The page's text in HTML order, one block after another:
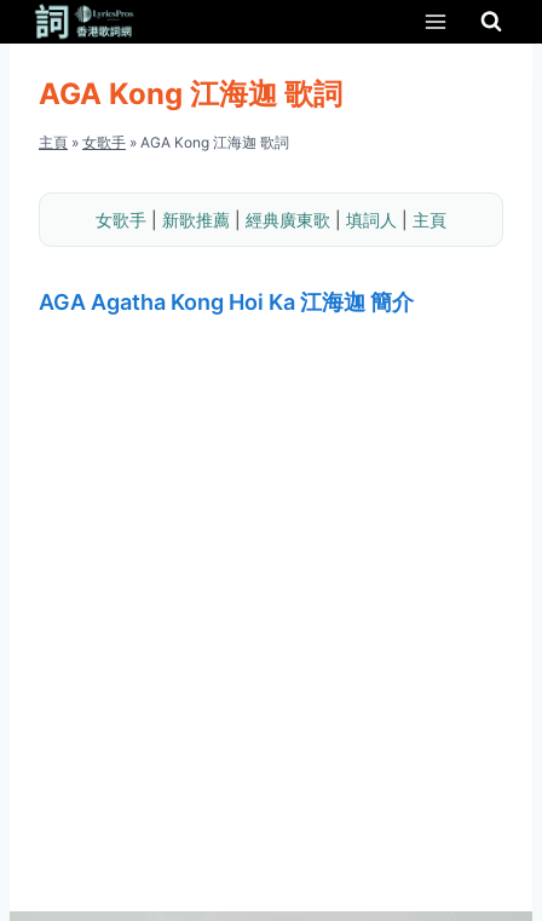
AGA Kong 江海迦 歌詞
主頁 » 女歌手 » AGA Kong 江海迦 歌詞
女歌手 新歌推薦 經典廣東歌 填詞人 主頁
AGA Agatha Kong Hoi Ka 江海迦 簡介